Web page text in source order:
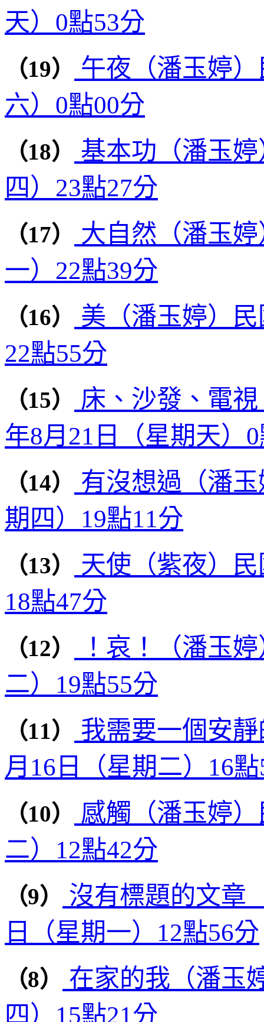
天）0點53分
（19）
午夜（潘玉婷
六）0點00分
（18）
基本功（潘玉
四）23點27分
（17）
大自然（潘玉
一）22點39分
（16）
美（潘玉婷）
22點55分
（15）
床、沙發、電
年8月21日（星期天）
（14）
有沒想過（潘
期四）19點11分
（13）
天使（紫夜）
18點47分
（12）
！哀！（潘玉
二）19點55分
（11）
我需要一個安
月16日（星期二）16
（10）
感觸（潘玉婷
二）12點42分
（9）
沒有標題的文章
日（星期一）12點56分
（8）
在家的我（潘玉
四）15點21分